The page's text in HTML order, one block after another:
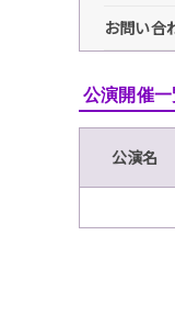
お問い合
公演開催
公演名